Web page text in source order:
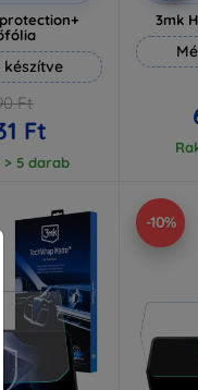
Ft
Ft
5 darab
3mk
-10%